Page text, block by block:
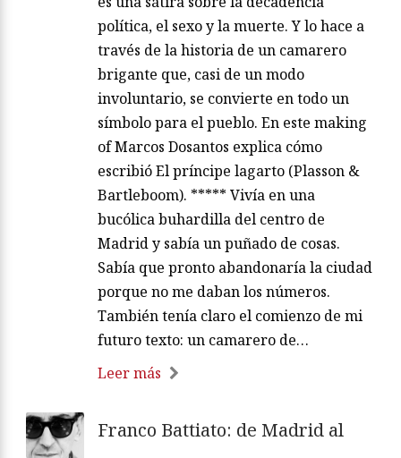
política, el sexo y la muerte. Y lo hace a
través de la historia de un camarero
brigante que, casi de un modo
involuntario, se convierte en todo un
símbolo para el pueblo. En este making
of Marcos Dosantos explica cómo
escribió El príncipe lagarto (Plasson &
Bartleboom). ***** Vivía en una
bucólica buhardilla del centro de
Madrid y sabía un puñado de cosas.
Sabía que pronto abandonaría la ciudad
porque no me daban los números.
También tenía claro el comienzo de mi
futuro texto: un camarero de…
Leer más
Franco Battiato: de Madrid al